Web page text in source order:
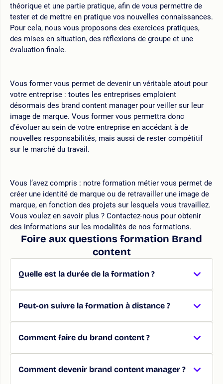
théorique et une partie pratique, afin de vous permettre de
tester et de mettre en pratique vos nouvelles connaissances.
Pour cela, nous vous proposons des exercices pratiques,
des mises en situation, des réflexions de groupe et une
évaluation finale.
Vous former vous permet de devenir un véritable atout pour
votre entreprise : toutes les entreprises emploient
désormais des brand content manager pour veiller sur leur
image de marque. Vous former vous permettra donc
d’évoluer au sein de votre entreprise en accédant à de
nouvelles responsabilités, mais aussi de rester compétitif
sur le marché du travail.
Vous l’avez compris : notre formation métier vous permet de
créer une identité de marque ou de retravailler une image de
marque, en fonction des projets sur lesquels vous travaillez.
Vous voulez en savoir plus ? Contactez-nous pour obtenir
des informations sur les modalités de nos formations.
Foire aux questions formation Brand
content
Quelle est la durée de la formation ?
Peut-on suivre la formation à distance ?
Comment faire du brand content ?
Comment devenir brand content manager ?